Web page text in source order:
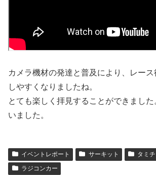
カメラ機材の発達と普及により、レー
しやすくなりましたね。
とても楽しく拝見することができまし
いました。
イベントレポート サーキット
タミ
ラジコンカー